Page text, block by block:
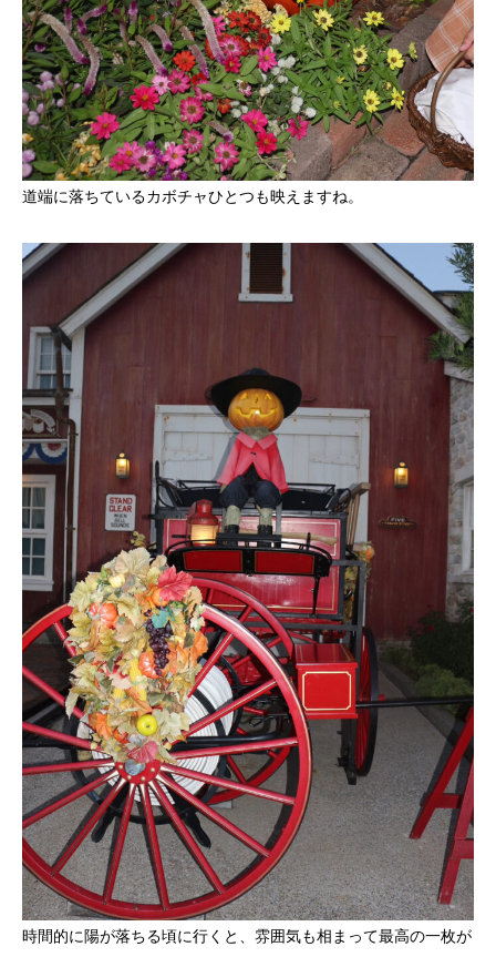
道端に落ちているカボチャひとつも映えますね。
時間的に陽が落ちる頃に行くと、雰囲気も相まって最高の一枚が